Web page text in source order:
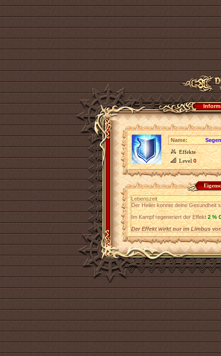
Name:
Effekte
Level0
Lebenszeit
Der Heiler konnte deine Gesundheit
Im Kampf regeneriert der Effekt2 %
Der Effekt wirkt nur im Limbus